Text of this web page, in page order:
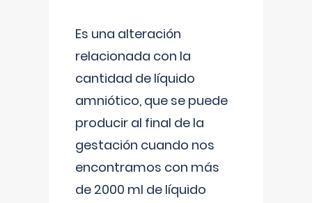
Es una alteración
relacionada con la
cantidad de líquido
amniótico, que se puede
producir al final de la
gestación cuando nos
encontramos con más
de 2000 ml de líquido